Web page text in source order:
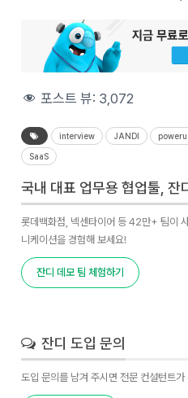
포스트 뷰: 3,072
interview JANDI
SaaS
국내 대표 업무용 협업툴, 잔
롯데백화점, 넥센타이어 등 42만+ 팀이
니케이션을 경험해 보세요!
잔디 데모 팀 체험하기
잔디 도입 문의
도입 문의를 남겨 주시면 전문 컨설턴트